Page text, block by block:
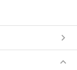
chevron_right
keyboard_arrow_down